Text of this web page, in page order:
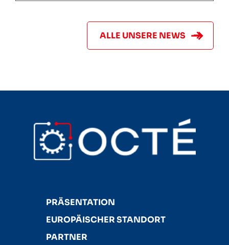
ALLE UNSERE NEWS
PRÄSENTATION
EUROPÄISCHER STANDORT
PARTNER